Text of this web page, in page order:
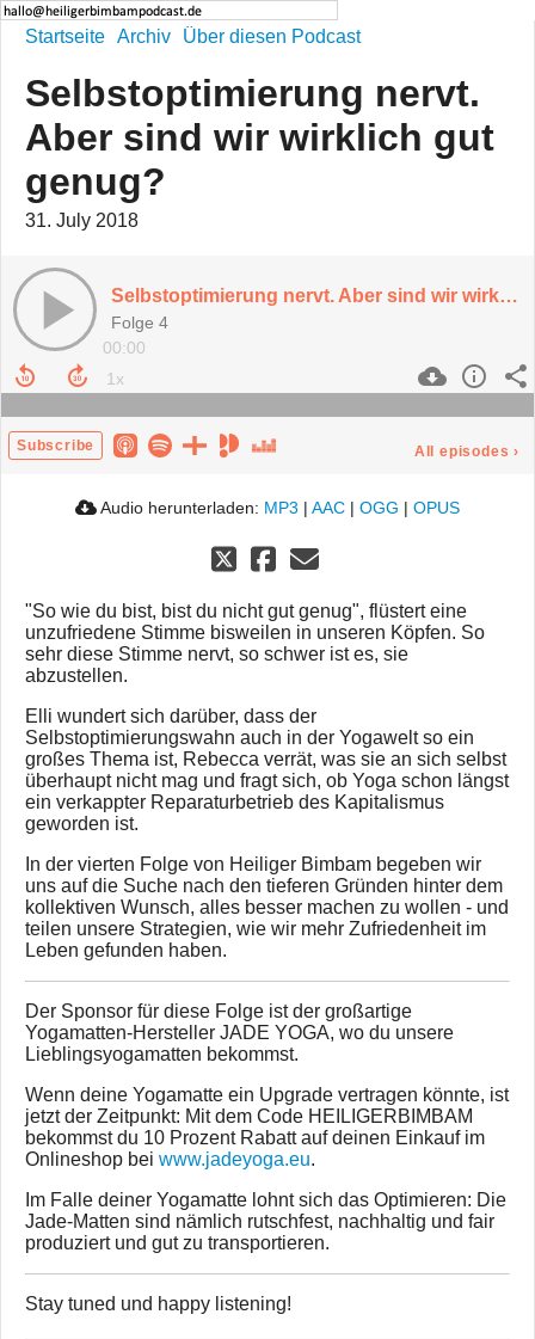
Startseite Archiv Über diesen Podcast
Selbstoptimierung nervt.
Aber sind wir wirklich gut
genug?
31. July 2018
Selbstoptimierung nervt. Aber sind wir wirklich gut genug?
Folge 4
00:00
Subscribe All episodes ›
Audio herunterladen: MP3 | AAC | OGG | OPUS
"So wie du bist, bist du nicht gut genug", flüstert eine
unzufriedene Stimme bisweilen in unseren Köpfen. So
sehr diese Stimme nervt, so schwer ist es, sie
abzustellen.
Elli wundert sich darüber, dass der
Selbstoptimierungswahn auch in der Yogawelt so ein
großes Thema ist, Rebecca verrät, was sie an sich selbst
überhaupt nicht mag und fragt sich, ob Yoga schon längst
ein verkappter Reparaturbetrieb des Kapitalismus
geworden ist.
In der vierten Folge von Heiliger Bimbam begeben wir
uns auf die Suche nach den tieferen Gründen hinter dem
kollektiven Wunsch, alles besser machen zu wollen - und
teilen unsere Strategien, wie wir mehr Zufriedenheit im
Leben gefunden haben.
Der Sponsor für diese Folge ist der großartige
Yogamatten-Hersteller JADE YOGA, wo du unsere
Lieblingsyogamatten bekommst.
Wenn deine Yogamatte ein Upgrade vertragen könnte, ist
jetzt der Zeitpunkt: Mit dem Code HEILIGERBIMBAM
bekommst du 10 Prozent Rabatt auf deinen Einkauf im
Onlineshop bei www.jadeyoga.eu.
Im Falle deiner Yogamatte lohnt sich das Optimieren: Die
Jade-Matten sind nämlich rutschfest, nachhaltig und fair
produziert und gut zu transportieren.
Stay tuned und happy listening!